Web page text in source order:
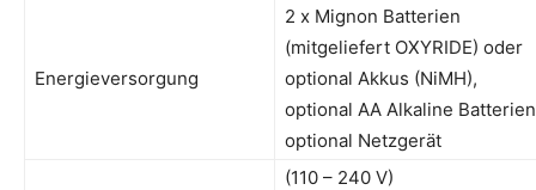
Energieversorgung
2 x Mignon Batterien
(mitgeliefert OXYRIDE) oder
optional Akkus (NiMH),
optional AA Alkaline
optional Netzgerät
(110 – 240 V)